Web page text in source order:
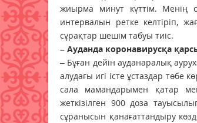
жиырма минут күттім. Менің
интервалын ретке келтіріп,
сұрақтар шешім табуы тиіс.
– Ауданда коронавирусқа
– Бұған дейін ауданаралық
алудағы игі істе ұстаздар төбе
сала мамандарымен қатар
жеткізілген 900 доза
сұранысын қанағаттандыру